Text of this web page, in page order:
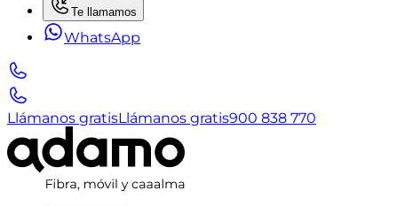
Te llamamos
WhatsApp
Llámanos gratisLlámanos gratis900 838 770